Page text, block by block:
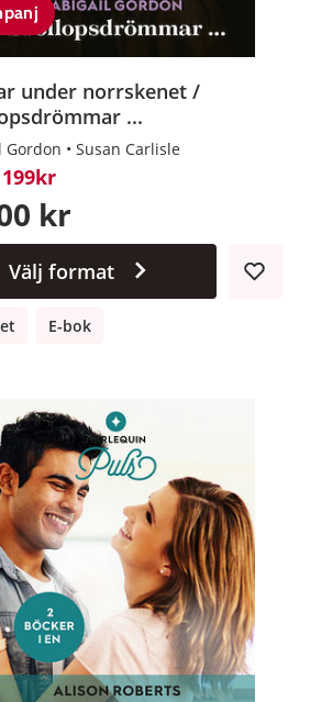
under norrskenet /
...
Gordon Susan Carlisle
kr
Välj format
E-bok